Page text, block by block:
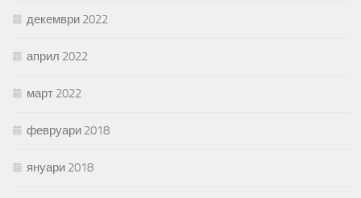
декември 2022
април 2022
март 2022
февруари 2018
януари 2018